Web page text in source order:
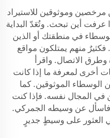
وموثوقين للاستيراد
عرفت أين تبحث. وتُعَدّ البداية
في منطقتك أو الذين
منهم يمتلكون مواقع
وطرق الاتصال. واقرأ
أخرى لمعرفة ما إذا كانت
الوسطاء الموثوقين. كما
المجال نفسه. فإذا كنت
عن وسيطه الجمركي.
العثور على وسيطٍ جديرٍ